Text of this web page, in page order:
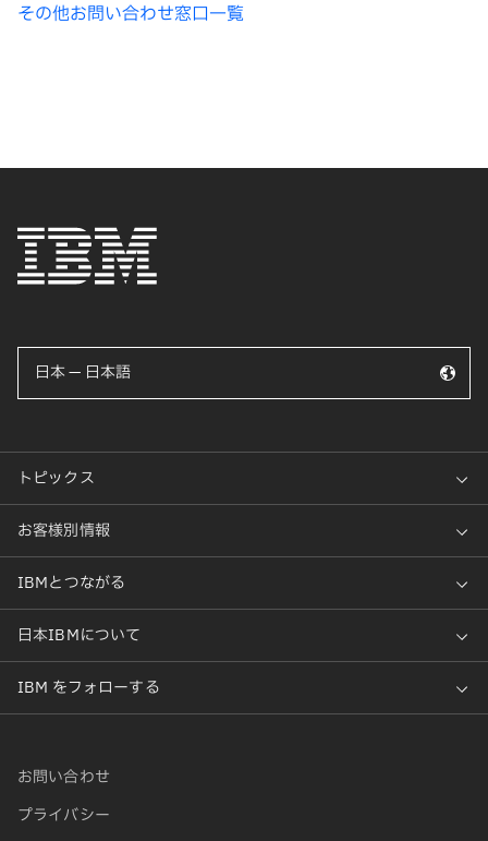
その他お問い合わせ窓口一覧
日本 — 日本語
お問い合わせ
プライバシー